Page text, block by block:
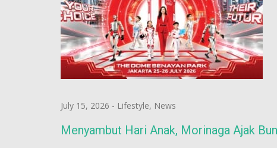
July 15, 2026 - Lifestyle, News
Menyambut Hari Anak, Morinaga Ajak